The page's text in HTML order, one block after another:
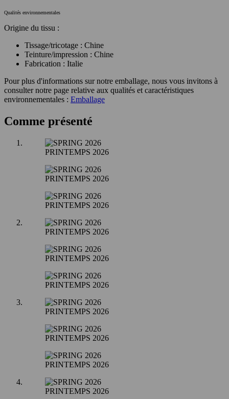
Qualités environnementales
Origine du tissu :
Tissage/tricotage : Chine
Teinture/impression : Chine
Fabrication : Italie
Pour plus d'informations sur notre emballage, nous vous invitons à
consulter notre page relative aux qualités et caractéristiques
environnementales : Emballage
Comme présenté
PRINTEMPS 2026
PRINTEMPS 2026
PRINTEMPS 2026
PRINTEMPS 2026
PRINTEMPS 2026
PRINTEMPS 2026
PRINTEMPS 2026
PRINTEMPS 2026
PRINTEMPS 2026
PRINTEMPS 2026